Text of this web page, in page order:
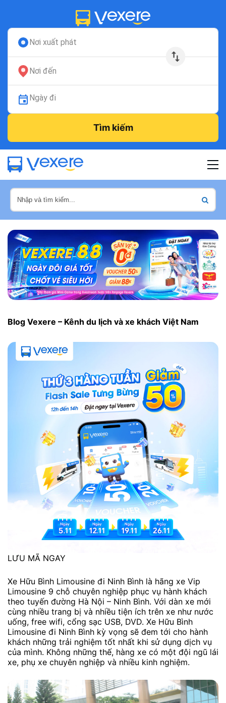
Nơi xuất phát
Nơi đến
Ngày đi
Tìm kiếm
Blog Vexere – Kênh du lịch và xe khách Việt Nam
LƯU MÃ NGAY
Xe Hữu Bình Limousine đi Ninh Bình là hãng xe Vip
Limousine 9 chỗ chuyên nghiệp phục vụ hành khách
theo tuyến đường Hà Nội – Ninh Bình. Với dàn xe mới
cùng nhiều trang bị và nhiều tiện ích trên xe như nước
uống, free wifi, cổng sạc USB, DVD. Xe Hữu Bình
Limousine đi Ninh Bình kỳ vọng sẽ đem tới cho hành
khách những trải nghiệm tốt nhất khi sử dụng dịch vụ
của mình. Không những thế, hàng xe có một đội ngũ lái
xe, phụ xe chuyên nghiệp và nhiều kinh nghiệm.